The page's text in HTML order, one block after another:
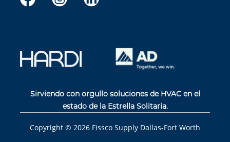
Sirviendo con orgullo soluciones de HVAC en el
estado de la Estrella Solitaria.
Copyright © 2026 Fissco Supply Dallas-Fort Worth